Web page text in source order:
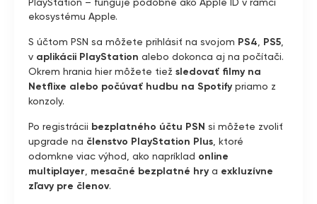
ekosystému Apple.
S účtom PSN sa môžete prihlásiť na svojom PS4 PS5
v aplikácii PlayStation alebo dokonca aj na počítači.
Okrem hrania hier môžete tiež sledovať filmy na
Netflixe alebo počúvať hudbu na Spotify priamo z
konzoly.
Po registrácii bezplatného účtu PSN si môžete zvoliť
upgrade na členstvo PlayStation Plus , ktoré
odomkne viac výhod, ako napríklad online
multiplayer mesačné bezplatné hry a exkluzívne
zľavy pre členov.